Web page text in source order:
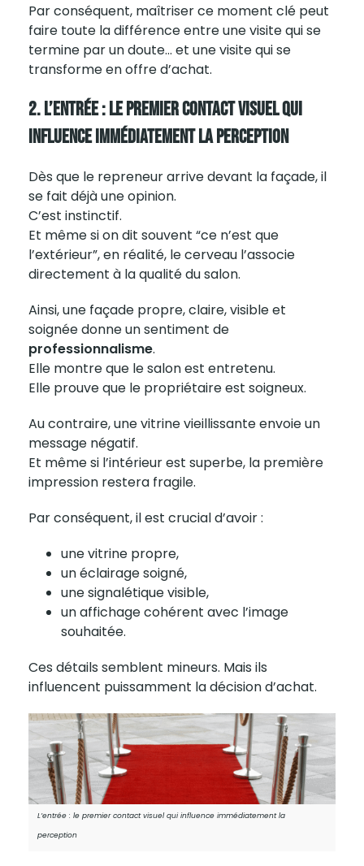
Par conséquent, maîtriser ce moment clé peut
faire toute la différence entre une visite qui se
termine par un doute… et une visite qui se
transforme en offre d’achat.
2. L’entrée : Le Premier Contact Visuel Qui
Influence Immédiatement La Perception
Dès que le repreneur arrive devant la façade, il
se fait déjà une opinion.
C’est instinctif.
Et même si on dit souvent “ce n’est que
l’extérieur”, en réalité, le cerveau l’associe
directement à la qualité du salon.
Ainsi, une façade propre, claire, visible et
soignée donne un sentiment de
professionnalisme.
Elle montre que le salon est entretenu.
Elle prouve que le propriétaire est soigneux.
Au contraire, une vitrine vieillissante envoie un
message négatif.
Et même si l’intérieur est superbe, la première
impression restera fragile.
Par conséquent, il est crucial d’avoir :
une vitrine propre,
un éclairage soigné,
une signalétique visible,
un affichage cohérent avec l’image
souhaitée.
Ces détails semblent mineurs. Mais ils
influencent puissamment la décision d’achat.
L’entrée : le premier contact visuel qui influence immédiatement la
perception